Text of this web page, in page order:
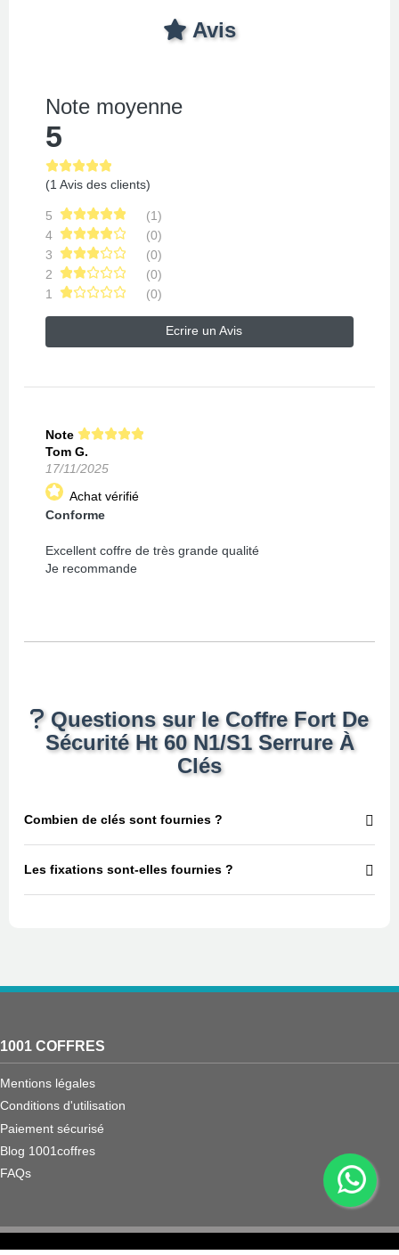
Avis
Note moyenne
5
(1 Avis des clients)
5
(1)
4
(0)
3
(0)
2
(0)
1
(0)
Ecrire un Avis
Note
Tom G.
17/11/2025
Achat vérifié
Conforme
Excellent coffre de très grande qualité
Je recommande
Questions sur le Coffre Fort De
Sécurité Ht 60 N1/S1 Serrure À
Clés
Combien de clés sont fournies ?
Les fixations sont‑elles fournies ?
1001 COFFRES
Mentions légales
Conditions d'utilisation
Paiement sécurisé
Blog 1001coffres
FAQs